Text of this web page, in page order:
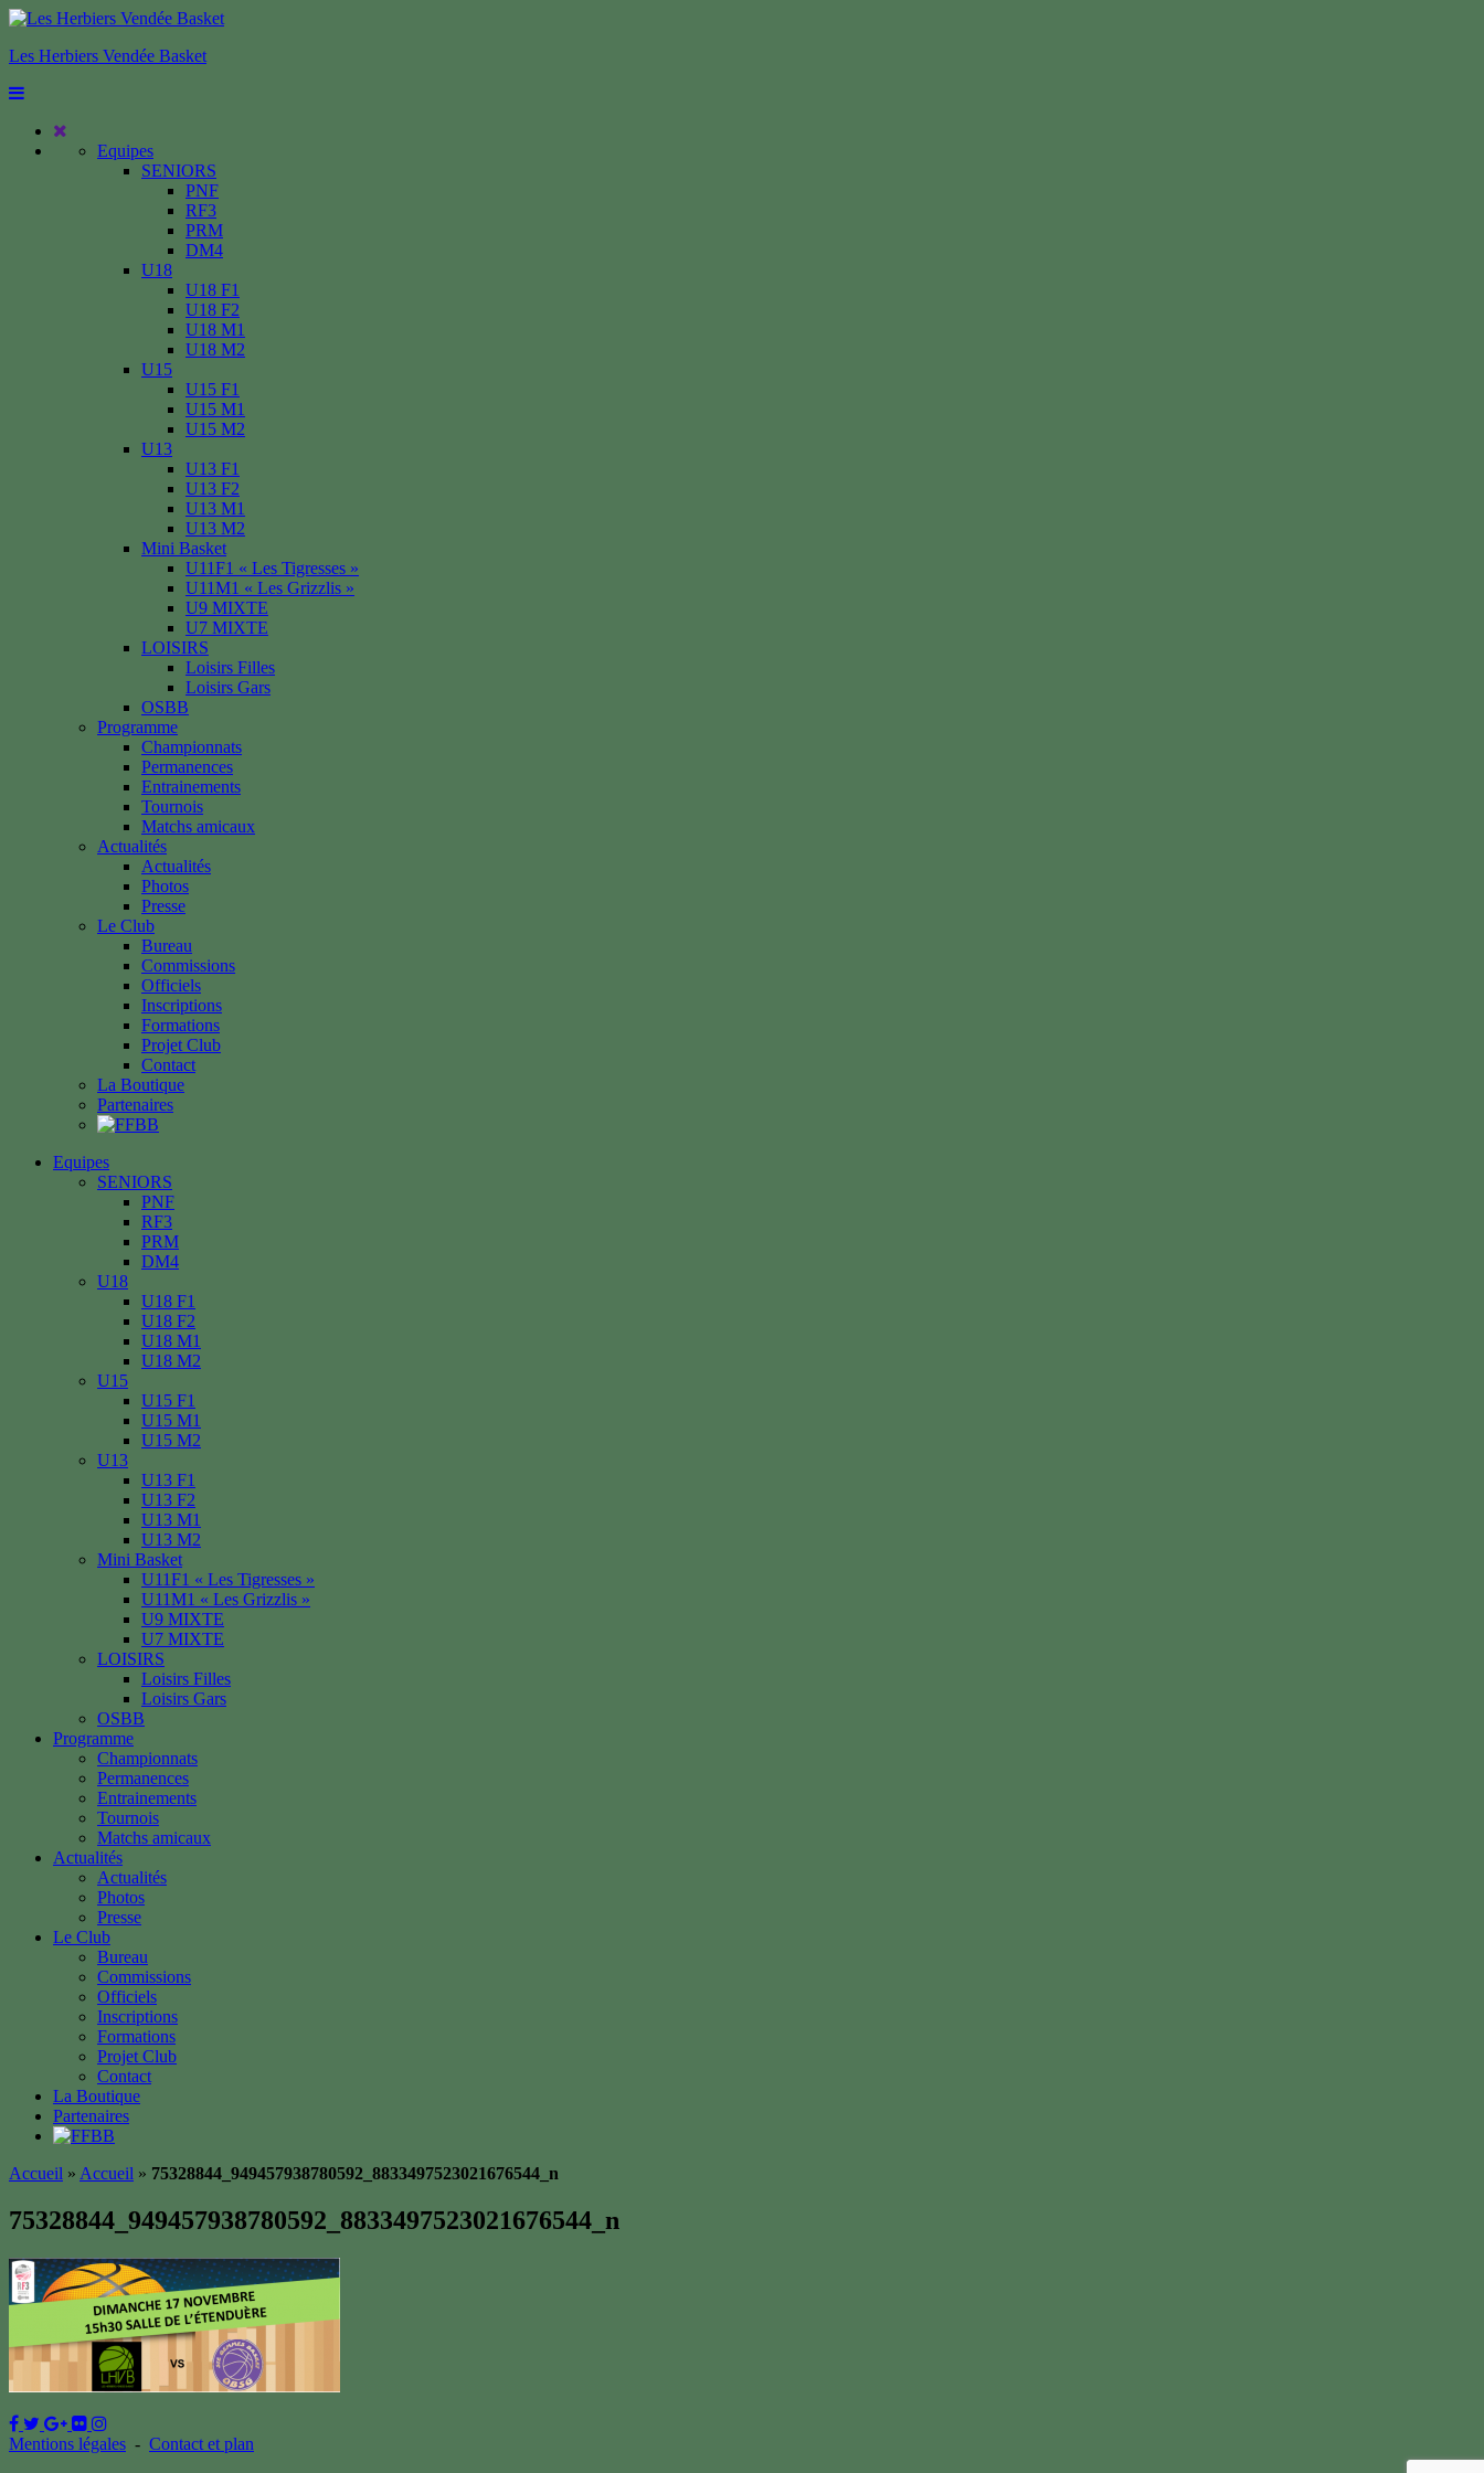
Les Herbiers Vendée Basket
Equipes
SENIORS
PNF
RF3
PRM
DM4
U18
U18 F1
U18 F2
U18 M1
U18 M2
U15
U15 F1
U15 M1
U15 M2
U13
U13 F1
U13 F2
U13 M1
U13 M2
Mini Basket
U11F1 « Les Tigresses »
U11M1 « Les Grizzlis »
U9 MIXTE
U7 MIXTE
LOISIRS
Loisirs Filles
Loisirs Gars
OSBB
Programme
Championnats
Permanences
Entrainements
Tournois
Matchs amicaux
Actualités
Actualités
Photos
Presse
Le Club
Bureau
Commissions
Officiels
Inscriptions
Formations
Projet Club
Contact
La Boutique
Partenaires
Equipes
SENIORS
PNF
RF3
PRM
DM4
U18
U18 F1
U18 F2
U18 M1
U18 M2
U15
U15 F1
U15 M1
U15 M2
U13
U13 F1
U13 F2
U13 M1
U13 M2
Mini Basket
U11F1 « Les Tigresses »
U11M1 « Les Grizzlis »
U9 MIXTE
U7 MIXTE
LOISIRS
Loisirs Filles
Loisirs Gars
OSBB
Programme
Championnats
Permanences
Entrainements
Tournois
Matchs amicaux
Actualités
Actualités
Photos
Presse
Le Club
Bureau
Commissions
Officiels
Inscriptions
Formations
Projet Club
Contact
La Boutique
Partenaires
Accueil » Accueil » 75328844_949457938780592_8833497523021676544_n
75328844_949457938780592_8833497523021676544_n
Mentions légales - Contact et plan